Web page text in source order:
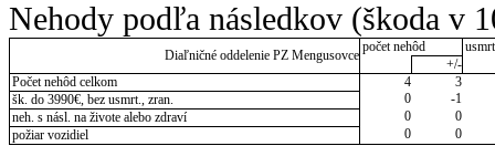
Nehody podľa následkov (škoda v
Diaľničné oddelenie PZ Mengusovce
počet nehôd
+/-
Počet nehôd celkom
4
3
šk. do 3990€, bez usmrt., zran.
0
-1
neh. s násl. na živote alebo zdraví
0
0
požiar vozidiel
0 0